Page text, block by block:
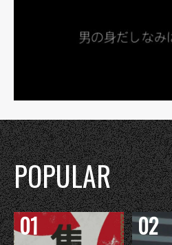
POPULAR